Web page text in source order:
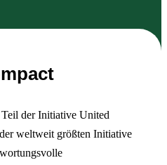
der Initiative United
weltweit größten Initiative